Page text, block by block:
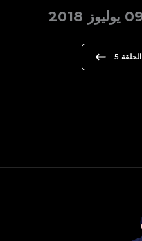
الحلقة 5